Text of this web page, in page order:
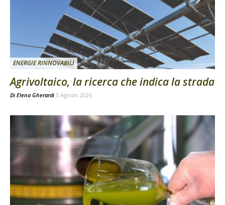
ENERGIE RINNOVABILI
Agrivoltaico, la ricerca che indica la strada
Di Elena Gherardi 5 Agosto 2026